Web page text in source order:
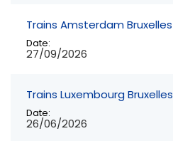
Trains Amsterdam Bruxelles
Date:
27/09/2026
Trains Luxembourg Bruxelles
Date:
26/06/2026